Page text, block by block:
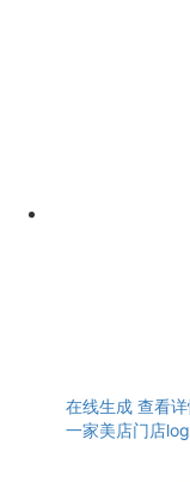
在线生成 查看
一家美店门店